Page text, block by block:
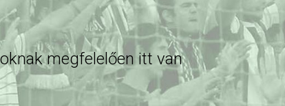
megfelelően itt van